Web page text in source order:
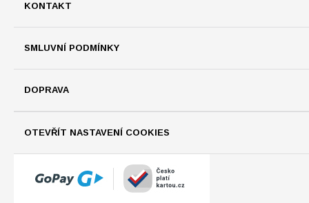
KONTAKT
SMLUVNÍ PODMÍNKY
DOPRAVA
OTEVŘÍT NASTAVENÍ COOKIES